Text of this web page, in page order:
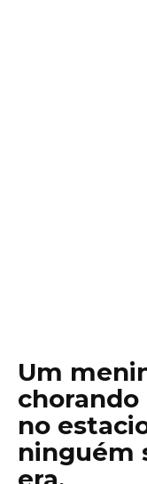
Um
chorando
no
ninguém